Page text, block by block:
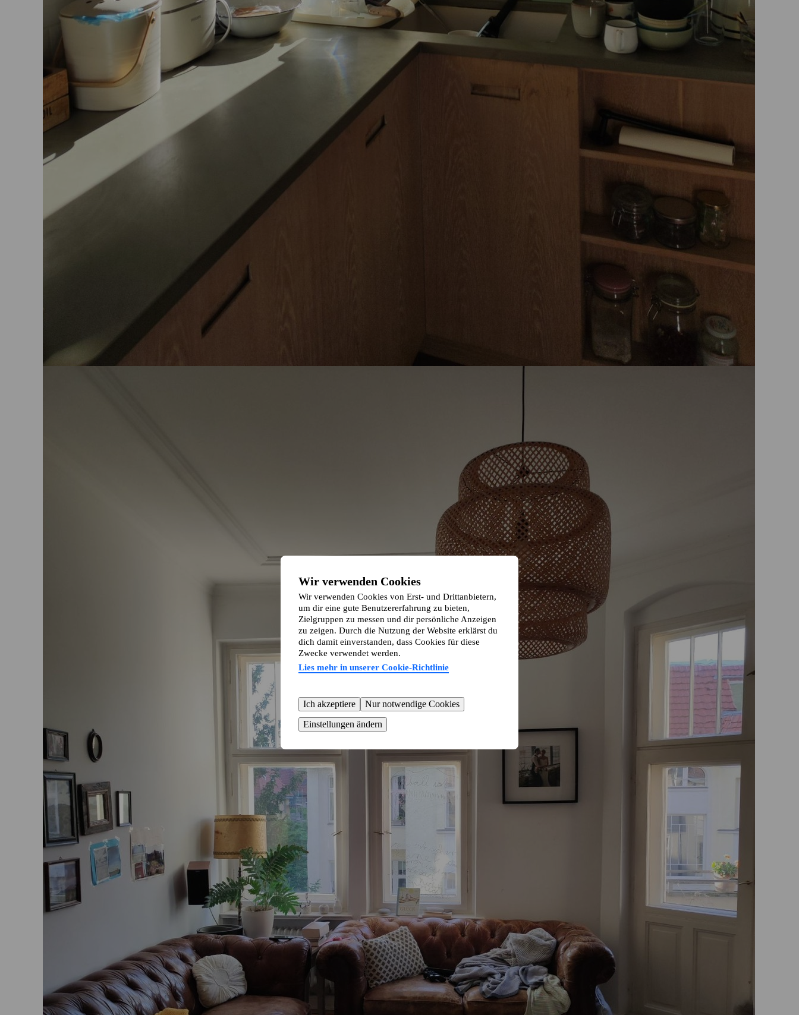
Wir verwenden Cookies
Wir verwenden Cookies von Erst- und Drittanbietern,
um dir eine gute Benutzererfahrung zu bieten,
Zielgruppen zu messen und dir persönliche Anzeigen
zu zeigen. Durch die Nutzung der Website erklärst du
dich damit einverstanden, dass Cookies für diese
Zwecke verwendet werden.
Lies mehr in unserer Cookie-Richtlinie
Ich akzeptiere
Nur notwendige Cookies
Einstellungen ändern